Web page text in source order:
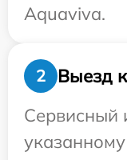
Aquaviva.
2
Выезд
Сервисный